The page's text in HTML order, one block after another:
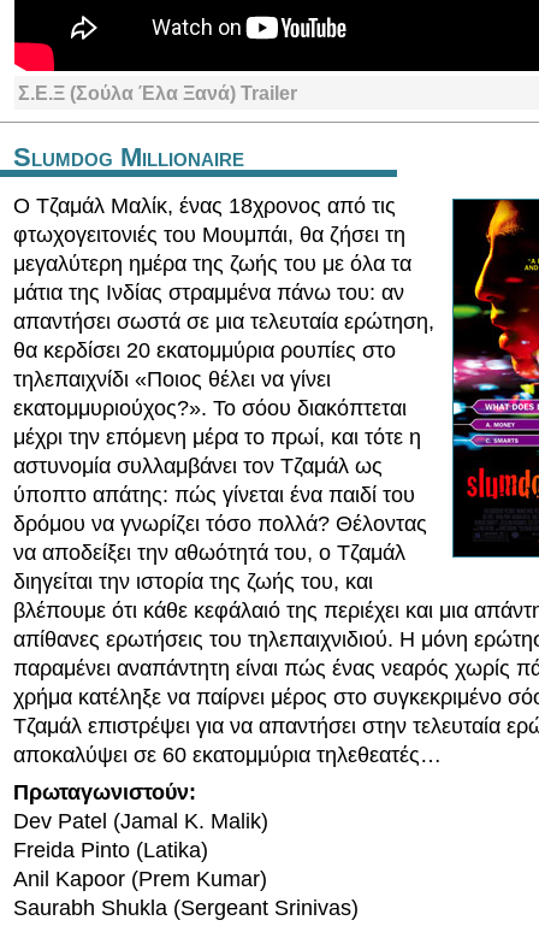
Σ.Ε.Ξ (Σούλα Έλα Ξανά) Trailer
Slumdog Millionaire
Ο Τζαμάλ Μαλίκ, ένας 18χρονος από τις
φτωχογειτονιές του Μουμπάι, θα ζήσει τη
μεγαλύτερη ημέρα της ζωής του με όλα τα
μάτια της Ινδίας στραμμένα πάνω του: αν
απαντήσει σωστά σε μια τελευταία ερώτηση,
θα κερδίσει 20 εκατομμύρια ρουπίες στο
τηλεπαιχνίδι «Ποιος θέλει να γίνει
εκατομμυριούχος?». Το σόου διακόπτεται
μέχρι την επόμενη μέρα το πρωί, και τότε η
αστυνομία συλλαμβάνει τον Τζαμάλ ως
ύποπτο απάτης: πώς γίνεται ένα παιδί του
δρόμου να γνωρίζει τόσο πολλά? Θέλοντας
να αποδείξει την αθωότητά του, ο Τζαμάλ
διηγείται την ιστορία της ζωής του, και
βλέπουμε ότι κάθε κεφάλαιό της περιέχει και μια
απίθανες ερωτήσεις του τηλεπαιχνιδιού. Η μόνη
παραμένει αναπάντητη είναι πώς ένας νεαρός χωρίς
χρήμα κατέληξε να παίρνει μέρος στο συγκεκριμένο
Τζαμάλ επιστρέψει για να απαντήσει στην τελευταία
αποκαλύψει σε 60 εκατομμύρια τηλεθεατές…
Πρωταγωνιστούν:
Dev Patel (Jamal K. Malik)
Freida Pinto (Latika)
Anil Kapoor (Prem Kumar)
Saurabh Shukla (Sergeant Srinivas)